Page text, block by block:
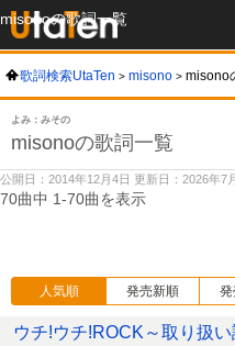
misonoの歌詞一覧
歌詞検索UtaTen misono misono
よみ：みその
misonoの歌詞一覧
公開日：2014年12月4日 更新日：2026年7
70曲中 1-70曲を表示
人気順 発売新順 発
ウチ!ウチ!ROCK～取り扱い